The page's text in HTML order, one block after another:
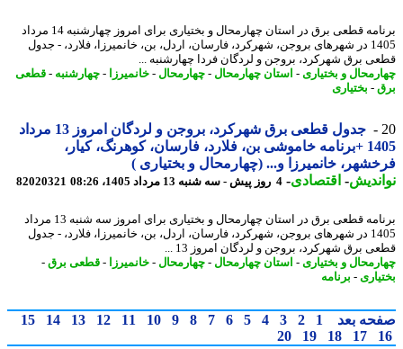
برنامه قطعی برق در استان چهارمحال و بختیاری برای امروز چهارشنبه 14 مرداد
1405 در شهرهای بروجن، شهرکرد، فارسان، اردل، بن، خانمیرزا، فلارد، - جدول
برق شهرکرد، بروجن و لردگان فردا چهارشنبه ...
و بختیاری- استان چهارمحال-چهارمحال-خانمیرزا- چهارشنبه-قطعی
- بختیاری
جدول قطعی برق شهرکرد، بروجن و لردگان امروز 13 مرداد
1405 +برنامه خاموشی بن، فلارد، فارسان، کوهرنگ، کیار،
خانمیرزا و... (چهارمحال و بختیاری )
-اقتصادی-4 روز پیش - سه شنبه 13 مرداد 1405، 08:26 82020321
برنامه قطعی برق در استان چهارمحال و بختیاری برای امروز سه شنبه 13 مرداد
1405 در شهرهای بروجن، شهرکرد، فارسان، اردل، بن، خانمیرزا، فلارد، - جدول
برق شهرکرد، بروجن و لردگان امروز 13 ...
و بختیاری- استان چهارمحال-چهارمحال-خانمیرزا- قطعی برق -
- برنامه
بعد 1
2
3
4
5
6
7
8
9
10
11
12
13
14
15
17
18
19
20